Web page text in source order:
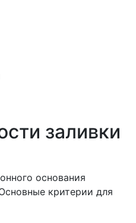
заливки
основания
критерии для